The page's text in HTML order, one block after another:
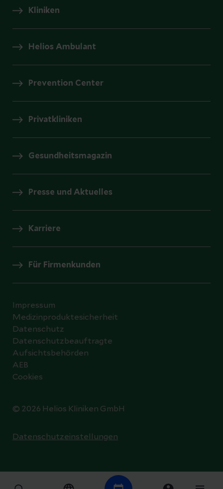
Kliniken
Helios Ambulant
Prevention Center
Privatkliniken
Gesundheitsmagazin
Presse und Aktuelles
Karriere
Für Firmenkunden
© 2026 Helios Kliniken GmbH
Impressum
Medizinproduktesicherheit
Datenschutz
Datenschutzbeauftragte
Aufsichtsbehörden
AEB
Cookies
Datenschutzeinstellungen